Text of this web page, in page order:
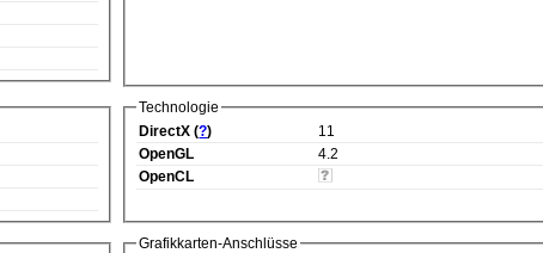
Technologie
DirectX (?)
11
OpenGL
4.2
OpenCL
Grafikkarten-Anschlüsse